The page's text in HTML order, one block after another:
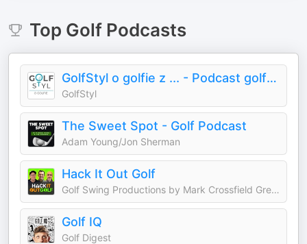
Top GolfPodcasts
GolfStyl o golfie z ... - Podcast golfowy nie tylko dla golfistów
GolfStyl
The Sweet Spot - Golf Podcast
Adam Young/Jon Sherman
Hack It Out Golf
Golf Swing Productions by Mark Crossfield Greg Chalmers and Lou Stagner
Golf IQ
Golf Digest